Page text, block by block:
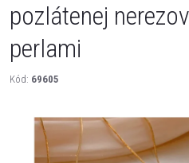
pozlátenej
perlami
Kód: 69605